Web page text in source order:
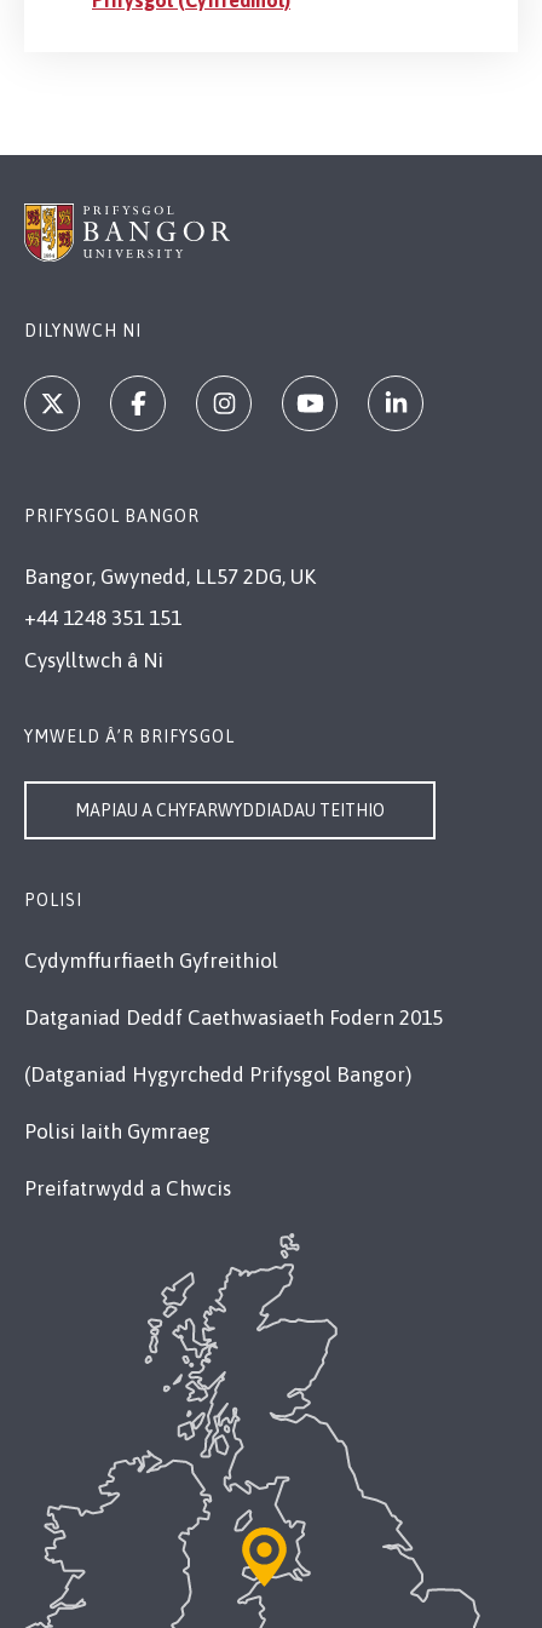
DILYNWCH NI
PRIFYSGOL BANGOR
Bangor, Gwynedd, LL57 2DG, UK
+44 1248 351 151
Cysylltwch â Ni
YMWELD Â’R BRIFYSGOL
MAPIAU A CHYFARWYDDIADAU TEITHIO
POLISI
Cydymffurfiaeth Gyfreithiol
Datganiad Deddf Caethwasiaeth Fodern 2015
(Datganiad Hygyrchedd Prifysgol Bangor)
Polisi Iaith Gymraeg
Preifatrwydd a Chwcis